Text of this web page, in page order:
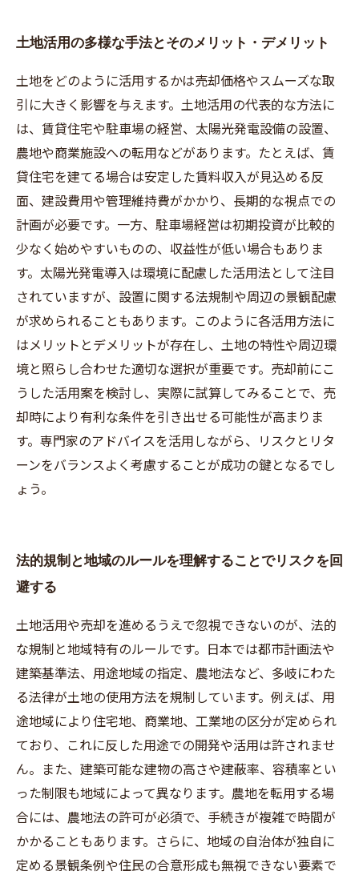
土地活用の多様な手法とそのメリット・デメリット
土地をどのように活用するかは売却価格やスムーズな取
引に大きく影響を与えます。土地活用の代表的な方法に
は、賃貸住宅や駐車場の経営、太陽光発電設備の設置、
農地や商業施設への転用などがあります。たとえば、賃
貸住宅を建てる場合は安定した賃料収入が見込める反
面、建設費用や管理維持費がかかり、長期的な視点での
計画が必要です。一方、駐車場経営は初期投資が比較的
少なく始めやすいものの、収益性が低い場合もありま
す。太陽光発電導入は環境に配慮した活用法として注目
されていますが、設置に関する法規制や周辺の景観配慮
が求められることもあります。このように各活用方法に
はメリットとデメリットが存在し、土地の特性や周辺環
境と照らし合わせた適切な選択が重要です。売却前にこ
うした活用案を検討し、実際に試算してみることで、売
却時により有利な条件を引き出せる可能性が高まりま
す。専門家のアドバイスを活用しながら、リスクとリタ
ーンをバランスよく考慮することが成功の鍵となるでし
ょう。
法的規制と地域のルールを理解することでリスクを回
避する
土地活用や売却を進めるうえで忽視できないのが、法的
な規制と地域特有のルールです。日本では都市計画法や
建築基準法、用途地域の指定、農地法など、多岐にわた
る法律が土地の使用方法を規制しています。例えば、用
途地域により住宅地、商業地、工業地の区分が定められ
ており、これに反した用途での開発や活用は許されませ
ん。また、建築可能な建物の高さや建蔽率、容積率とい
った制限も地域によって異なります。農地を転用する場
合には、農地法の許可が必須で、手続きが複雑で時間が
かかることもあります。さらに、地域の自治体が独自に
定める景観条例や住民の合意形成も無視できない要素で